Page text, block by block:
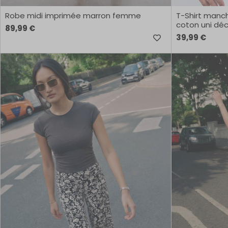
Robe midi imprimée marron femme
89,99 €
T-Shirt
coton uni
39,99 €